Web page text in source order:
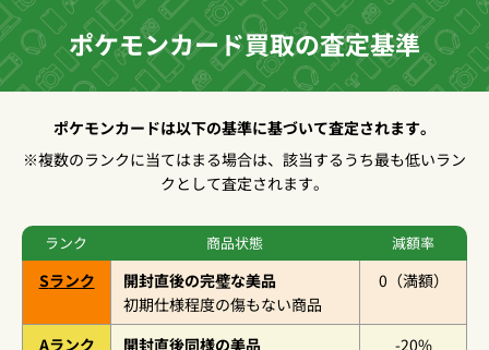
ポケモンカード買取の査定基準
ポケモンカードは以下の基準に基づいて査定されます。
※複数のランクに当てはまる場合は、該当するうち最も低いラン
クとして査定されます。
ランク 商品状態 減額率
Sランク
開封直後の完璧な美品
初期仕様程度の傷もない商品
0 （満額）
Aランク
開封直後同様の美品
-20%